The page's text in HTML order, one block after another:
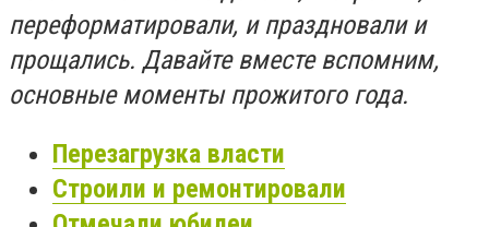
переформатировали, и праздновали и
прощались. Давайте вместе вспомним,
основные моменты прожитого года.
Перезагрузка власти
Строили и ремонтировали